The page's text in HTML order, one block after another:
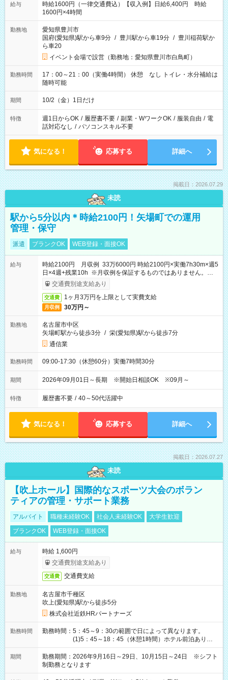
給与
時給1600円（一律交通費込）【収入例】日給6,400円 時給
1600円×4時間
勤務地
愛知県豊川市
国府(愛知県)駅から車9分 / 豊川駅から車19分 / 豊川稲荷駅か
ら車20
イベント会場で設営（勤務地：愛知県豊川市白鳥町）
勤務時間
17：00～21：00（実働4時間） 休憩 なし トイレ・水分補給は
随時可能
期間 10/2（金）1日だけ
特徴 週1日からOK / 履歴書不要 / 副業・WワークOK / 服装自由 / 電
話対応なし / パソコンスキル不要
気になる！ 応募する 詳細へ
掲載日：2026.07.29
未読
駅から5分以内＊時給2100円！矢場町での運用
管理・保守
派遣 ブランクOK WEB登録・面接OK
給与
時給2100円 月収例 33万6000円 時給2100円×実働7h30m×週5
日×4週+残業10h ※月収例を保証するものではありません。※給
与即受取りサービス利用可（利用条件有）
交通費別途支給あり
交通費 1ヶ月3万円を上限として実費支給
月収例 30万円～
勤務地
名古屋市中区
矢場町駅から徒歩3分 / 栄(愛知県)駅から徒歩7分
通信業
勤務時間 09:00-17:30（休憩60分）実働7時間30分
期間 2026年09月01日～長期 ※開始日相談OK ※09月～
特徴 履歴書不要 / 40～50代活躍中
気になる！ 応募する 詳細へ
掲載日：2026.07.27
未読
【吹上ホール】国際的なスポーツ大会のボラン
ティアの管理・サポート業務
アルバイト 職種未経験OK 社会人未経験OK
大学生歓迎
ブランクOK
WEB登録・面接OK
給与
時給 1,600円
交通費別途支給あり
交通費 交通費支給
勤務地
名古屋市千種区
吹上(愛知県)駅から徒歩5分
株式会社近鉄HRパートナーズ
勤務時間
勤務時間：5：45～9：30の範囲で日によって異なります。
(1)5：45～18：45（休憩1時間）ホテル前泊あり！
(2)6：00～19：00（休憩1時間）ホテル前泊あり！
(3)6：45～19：45（休憩1時間） (4)7：
30～20：30（休憩1時間） (5)8：30～18：00（休憩
1時間） (6)9：30～21：30（休憩1時間）
期間
勤務期間：2026年9月16日～29日、10月15日～24日 ※シフト
制勤務となります